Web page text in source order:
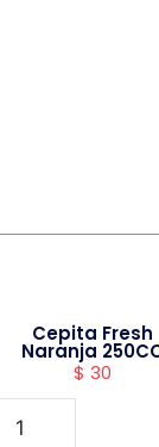
Cepita Fresh
Naranja
$ 30